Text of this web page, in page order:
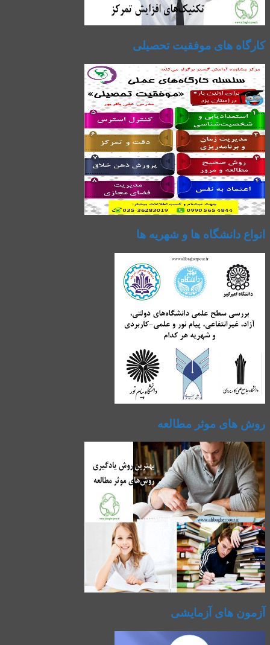
کارگاه های موفقیت تحصیلی
انواع دانشگاه ها و شهریه ها
روش های موثر مطالعه
آزمون های آزمایشی